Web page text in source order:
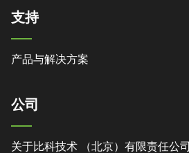
支持
产品与解决方案
公司
关于比科技术 （北京）有限责任公司